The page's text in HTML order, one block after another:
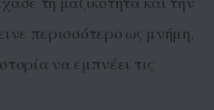
περισσότερο ως μνήμη,
να εμπνέει τις